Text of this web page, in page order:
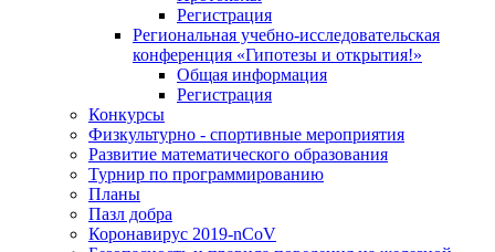
Регистрация
Региональная учебно-исследовательская
конференция «Гипотезы и открытия!»
Общая информация
Регистрация
Конкурсы
Физкультурно - спортивные мероприятия
Развитие математического образования
Турнир по программированию
Планы
Пазл добра
Коронавирус 2019-nCoV